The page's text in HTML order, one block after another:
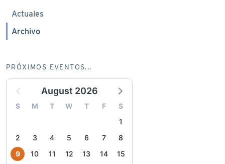
Actuales
Archivo
PRÓXIMOS EVENTOS...
August 2026
S M T W T F
S
1
2
3 4 5 6 7
8
9
10 11 12 13 14
15